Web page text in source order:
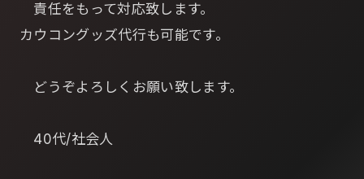
責任をもって対応致します。
カウコングッズ代行も可能です。
どうぞよろしくお願い致します。
40代/社会人